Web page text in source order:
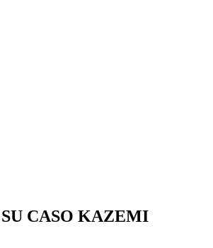
CASO KAZEMI